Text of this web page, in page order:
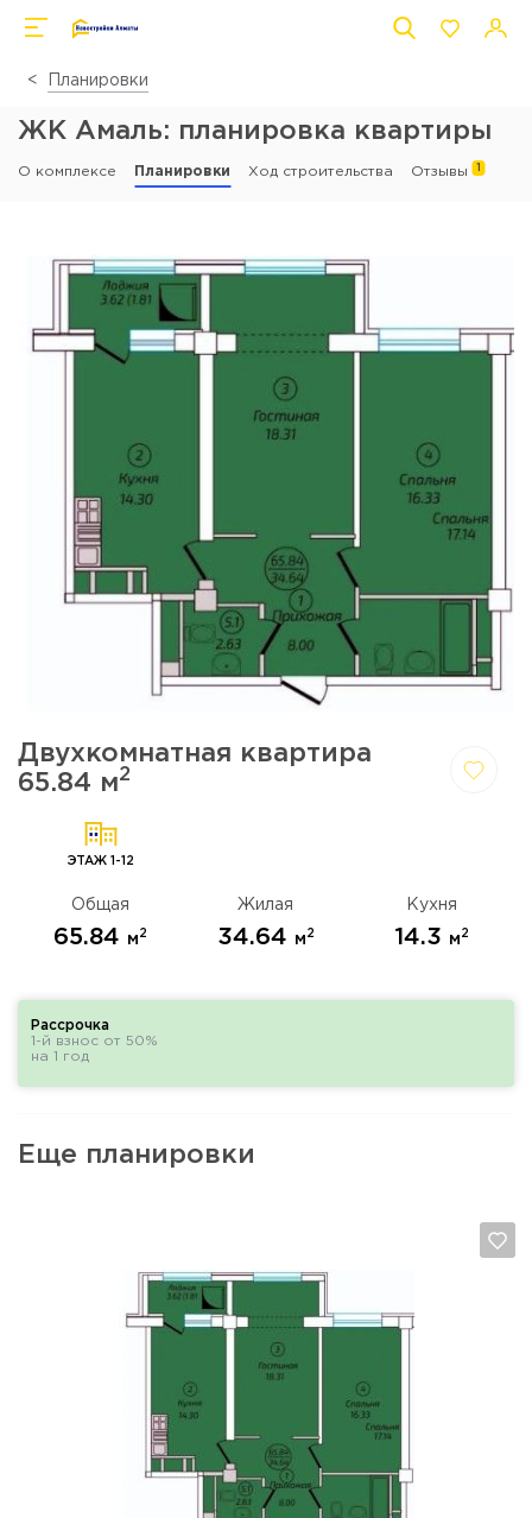
Планировки
ЖК Амаль: планировка квартиры
О комплексе Планировки Ход строительства Отзывы 1
Двухкомнатная квартира
65.84 м2
ЭТАЖ 1-12
Общая
65.84 м 2
Жилая
34.64 м 2
Кухня
14.3 м 2
Рассрочка
1-й взнос от 50%
на 1 год
Еще планировки
Да, удалить Отмена